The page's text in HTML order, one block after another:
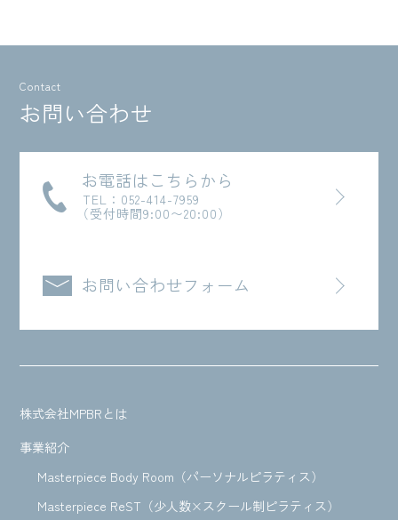
Contact
お問い合わせ
お電話はこちらから
TEL：052-414-7959
（受付時間9:00〜20:00）
お問い合わせフォーム
株式会社MPBRとは
事業紹介
Masterpiece Body Room（パーソナルピラティス）
Masterpiece ReST（少人数×スクール制ピラティス）